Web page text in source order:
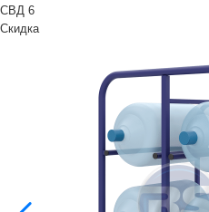
СВД 6
Скидка